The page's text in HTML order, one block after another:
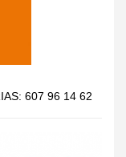
607 96 14 62